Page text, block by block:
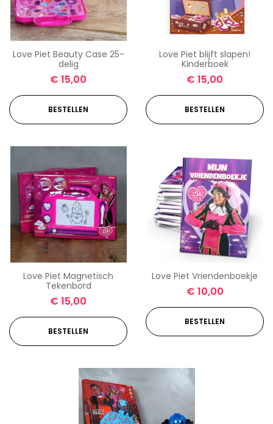
Love Piet Beauty Case 25-
delig
€ 15,00
BESTELLEN
Love Piet blijft slapen!
Kinderboek
€ 15,00
BESTELLEN
Love Piet Magnetisch
Tekenbord
€ 15,00
BESTELLEN
Love Piet Vriendenboekje
€ 10,00
BESTELLEN